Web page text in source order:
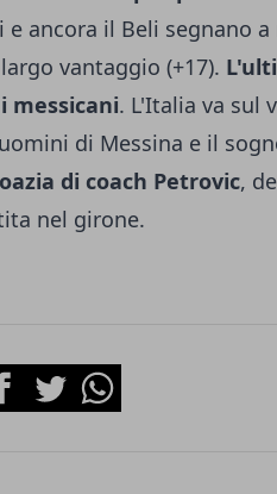
e ancora il Beli segnano
vantaggio (+17).
messicani. L'Italia va sul
di Messina e il
di coach Petrovic,
nel girone.
TwitterWhatsapp